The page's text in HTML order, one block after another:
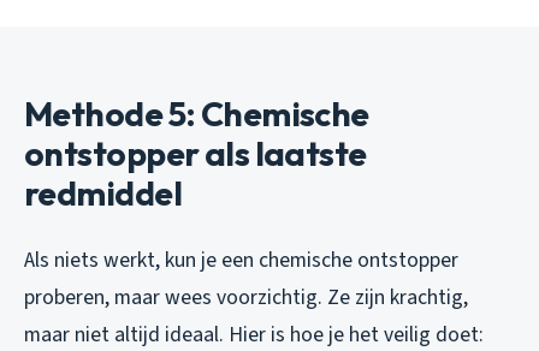
Methode 5: Chemische
ontstopper als laatste
redmiddel
Als niets werkt, kun je een chemische ontstopper
proberen, maar wees voorzichtig. Ze zijn krachtig,
maar niet altijd ideaal. Hier is hoe je het veilig doet: